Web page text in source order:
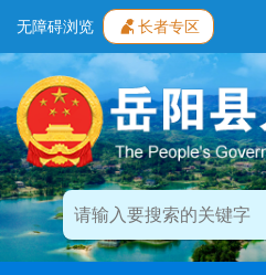
无障碍浏览 长者专区